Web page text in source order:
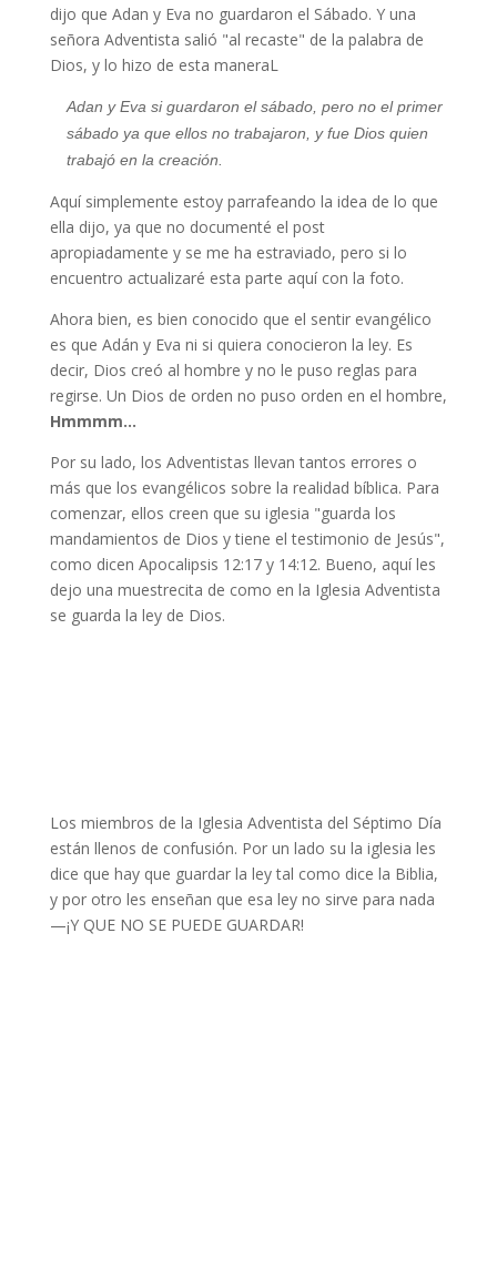
dijo que Adan y Eva no guardaron el Sábado. Y una
señora Adventista salió "al recaste" de la palabra de
Dios, y lo hizo de esta maneraL
Adan y Eva si guardaron el sábado, pero no el primer
sábado ya que ellos no trabajaron, y fue Dios quien
trabajó en la creación.
Aquí simplemente estoy parrafeando la idea de lo que
ella dijo, ya que no documenté el post
apropiadamente y se me ha estraviado, pero si lo
encuentro actualizaré esta parte aquí con la foto.
Ahora bien, es bien conocido que el sentir evangélico
es que Adán y Eva ni si quiera conocieron la ley. Es
decir, Dios creó al hombre y no le puso reglas para
regirse. Un Dios de orden no puso orden en el hombre,
Hmmmm…
Por su lado, los Adventistas llevan tantos errores o
más que los evangélicos sobre la realidad bíblica. Para
comenzar, ellos creen que su iglesia "guarda los
mandamientos de Dios y tiene el testimonio de Jesús",
como dicen Apocalipsis 12:17 y 14:12. Bueno, aquí les
dejo una muestrecita de como en la Iglesia Adventista
se guarda la ley de Dios.
Los miembros de la Iglesia Adventista del Séptimo Día
están llenos de confusión. Por un lado su la iglesia les
dice que hay que guardar la ley tal como dice la Biblia,
y por otro les enseñan que esa ley no sirve para nada
—¡Y QUE NO SE PUEDE GUARDAR!